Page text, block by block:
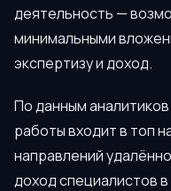
деятельность —
минимальными
экспертизу и доход.
По данным
работы входит в топ
направлений
доход специалистов